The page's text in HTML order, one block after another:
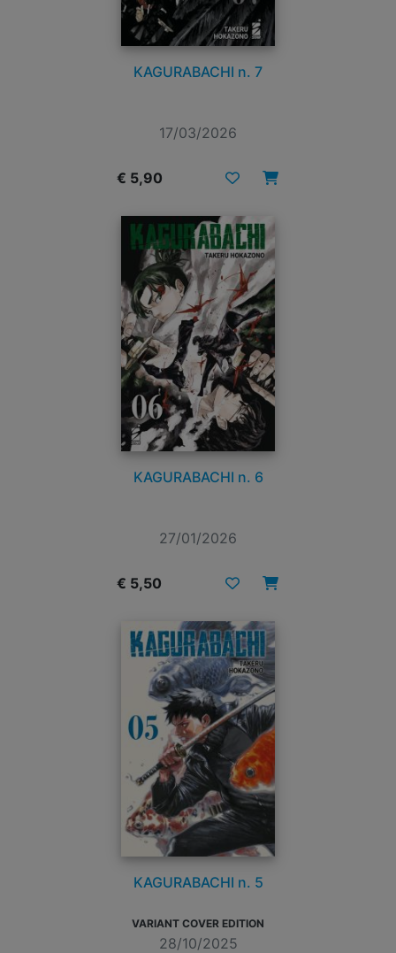
KAGURABACHI n. 7
17/03/2026
€ 5,90
KAGURABACHI n. 6
27/01/2026
€ 5,50
KAGURABACHI n. 5
VARIANT COVER EDITION
28/10/2025